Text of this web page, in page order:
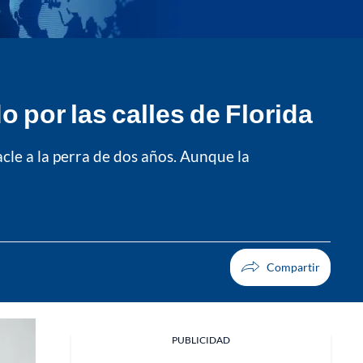
por las calles de Florida
a la perra de dos años. Aunque la
PUBLICIDAD